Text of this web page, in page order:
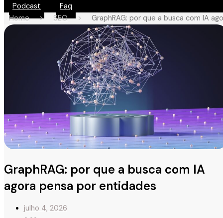
Podcast
Faq
Home
> SEO > GraphRAG: por que a busca com IA
GraphRAG: por que a busca com IA
agora pensa por entidades
julho 4, 2026